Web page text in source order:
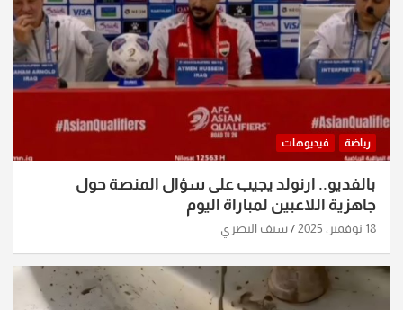
رياضة فيديوهات
بالفديو.. ارنولد يجيب على سؤال المنصة حول
جاهزية اللاعبين لمباراة اليوم
18 نوفمبر، 2025 سيف البصري